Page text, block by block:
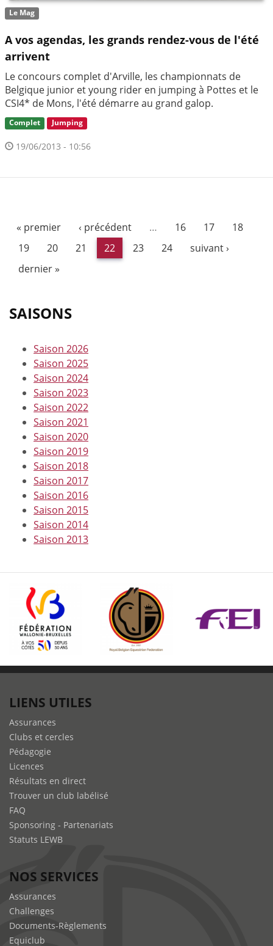
Le Mag
A vos agendas, les grands rendez-vous de l'été
arrivent
Le concours complet d'Arville, les championnats de
Belgique junior et young rider en jumping à Pottes et le
CSI4* de Mons, l'été démarre au grand galop.
Complet Jumping
19/06/2013 - 10:56
« premier ‹ précédent … 16 17
18
19
20 21 22 23 24
suivant ›
dernier »
SAISONS
Saison 2026
Saison 2025
Saison 2024
Saison 2023
Saison 2022
Saison 2021
Saison 2020
Saison 2019
Saison 2018
Saison 2017
Saison 2016
Saison 2015
Saison 2014
Saison 2013
LIENS UTILES
Assurances
Clubs et cercles
Pédagogie
Licences
Résultats en direct
Trouver un club labélisé
FAQ
Sponsoring - Partenariats
Statuts LEWB
NOS SERVICES
Assurances
Challenges
Documents-Règlements
Equiclub